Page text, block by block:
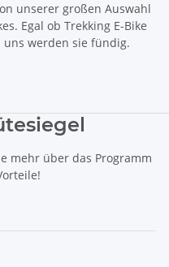
unserer großen Auswahl
Egal ob Trekking E-Bike
uns werden sie fündig.
mehr über das Programm